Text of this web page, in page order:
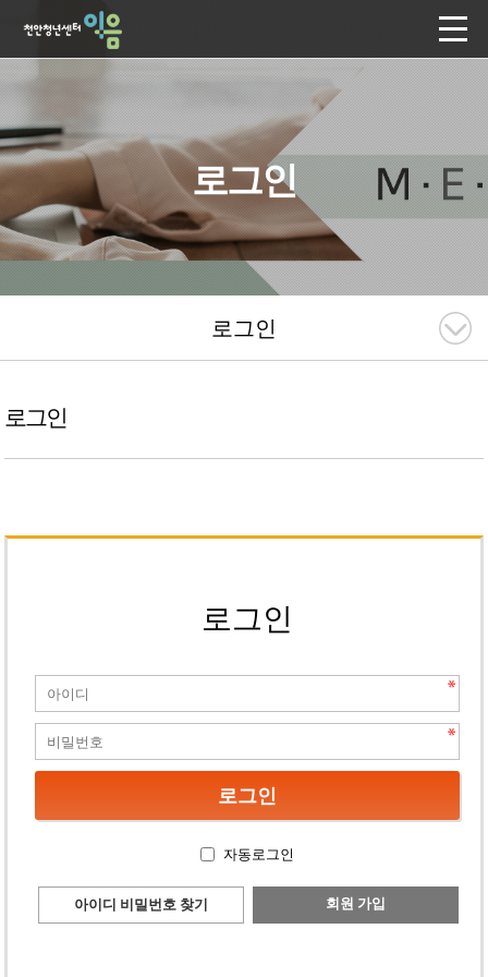
로그인
로그인
로그인
로그인
자동로그인
아이디 비밀번호 찾기 회원 가입